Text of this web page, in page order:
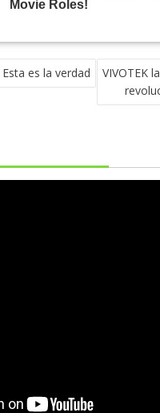
es la verdad
VIVOTEK